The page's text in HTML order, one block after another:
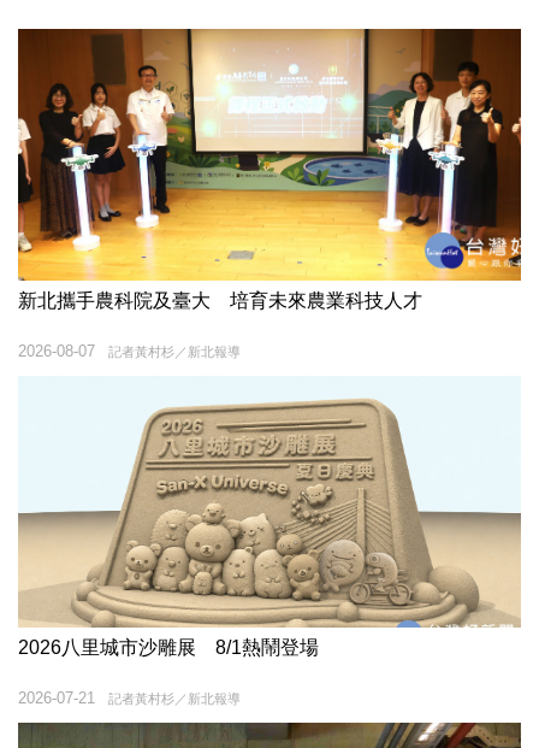
新北攜手農科院及臺大 培育未來農業科技人才
記者黃村杉／新北報導
2026-08-07
2026八里城市沙雕展 8/1熱鬧登場
記者黃村杉／新北報導
2026-07-21